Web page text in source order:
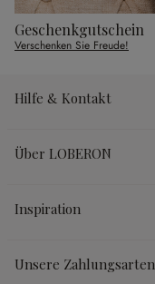
Geschenkgutschein
Verschenken Sie Freude!
Hilfe & Kontakt
Über LOBERON
Inspiration
Unsere Zahlungsarten